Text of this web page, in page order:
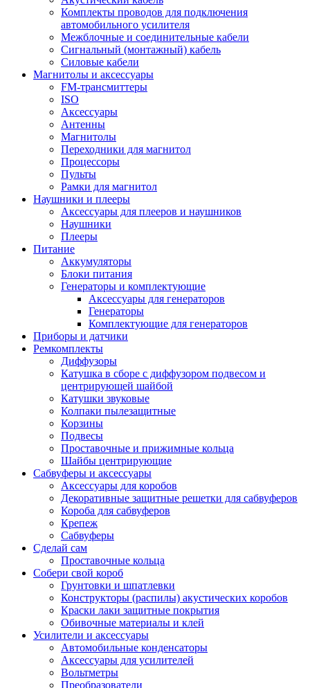
Комплекты проводов для подключения
автомобильного усилителя
Межблочные и соединительные кабели
Сигнальный (монтажный) кабель
Силовые кабели
Магнитолы и аксессуары
FM-трансмиттеры
ISO
Аксессуары
Антенны
Магнитолы
Переходники для магнитол
Процессоры
Пульты
Рамки для магнитол
Наушники и плееры
Аксессуары для плееров и наушников
Наушники
Плееры
Питание
Аккумуляторы
Блоки питания
Генераторы и комплектующие
Аксессуары для генераторов
Генераторы
Комплектующие для генераторов
Приборы и датчики
Ремкомплекты
Диффузоры
Катушка в сборе с диффузором подвесом и
центрирующей шайбой
Катушки звуковые
Колпаки пылезащитные
Корзины
Подвесы
Проставочные и прижимные кольца
Шайбы центрирующие
Сабвуферы и аксессуары
Аксессуары для коробов
Декоративные защитные решетки для сабвуферов
Короба для сабвуферов
Крепеж
Сабвуферы
Сделай сам
Проставочные кольца
Собери свой короб
Грунтовки и шпатлевки
Конструкторы (распилы) акустических коробов
Краски лаки защитные покрытия
Обивочные материалы и клей
Усилители и аксессуары
Автомобильные конденсаторы
Аксессуары для усилителей
Вольтметры
Преобразователи